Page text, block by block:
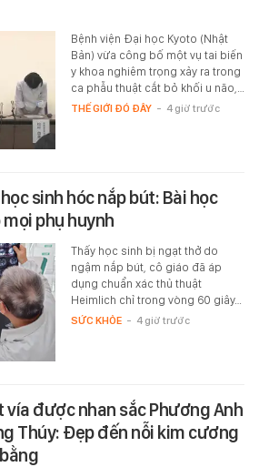
Bệnh viện Đại học Kyoto (Nhật
Bản) vừa công bố một vụ tai biến
y khoa nghiêm trọng xảy ra trong
ca phẫu thuật cắt bỏ khối u não,…
THẾ GIỚI ĐÓ ĐÂY - 4 giờ trước
sinh hóc nắp bút: Bài học
phụ huynh
Thấy học sinh bị ngạt thở do
ngậm nắp bút, cô giáo đã áp
dụng chuẩn xác thủ thuật
Heimlich chỉ trong vòng 60 giây…
SỨC KHỎE - 4 giờ trước
được nhan sắc Phương Anh
Thúy: Đẹp đến nỗi kim cương